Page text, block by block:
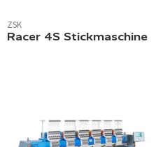
ZSK
Racer 4S Stickmaschine